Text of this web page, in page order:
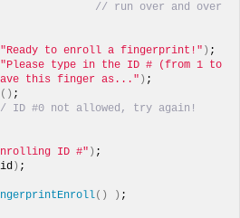
// run over and over
"Ready to enroll a fingerprint!" ) ;
"Please type in the ID # (from 1 to
this finger as..." ) ;
() ;
ID #0 not allowed, try again!
ID #" ) ;
id ) ;
() ) ;